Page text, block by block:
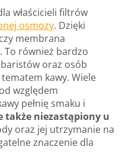
właścicieli filtrów
osmozy. Dzięki
membrana
To również bardzo
oraz osób
kawy. Wiele
względem
pełnię smaku i
także niezastąpiony u
oraz jej utrzymanie na
znaczenie dla